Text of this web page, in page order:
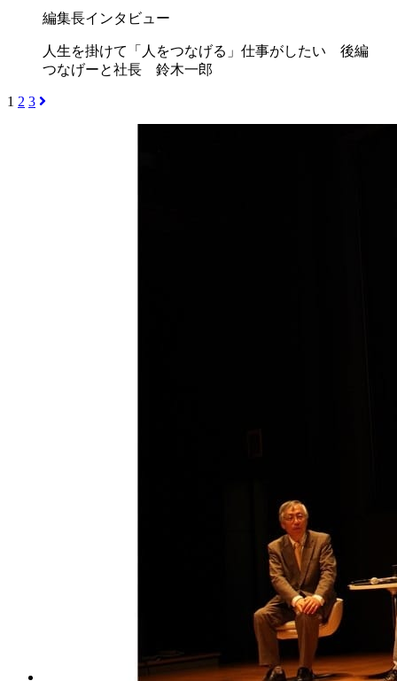
編集長インタビュー
人生を掛けて「人をつなげる」仕事がしたい 後編
つなげーと社長 鈴木一郎
1 2 3